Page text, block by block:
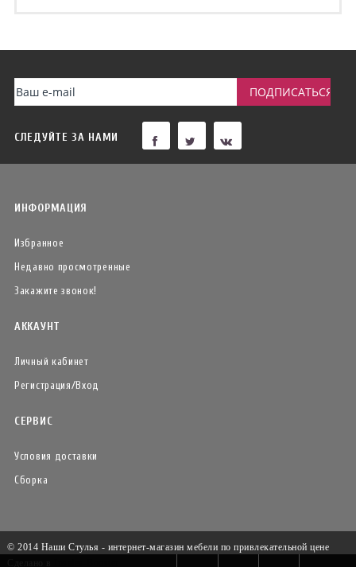
СЛЕДУЙТЕ ЗА НАМИ
ИНФОРМАЦИЯ
Избранное
Недавно просмотренные
Закажите звонок!
АККАУНТ
Личный кабинет
Регистрация/Вход
СЕРВИС
Условия доставки
Сборка
© 2014 Наши Стулья - интернет-магазин мебели по привлекательной цене